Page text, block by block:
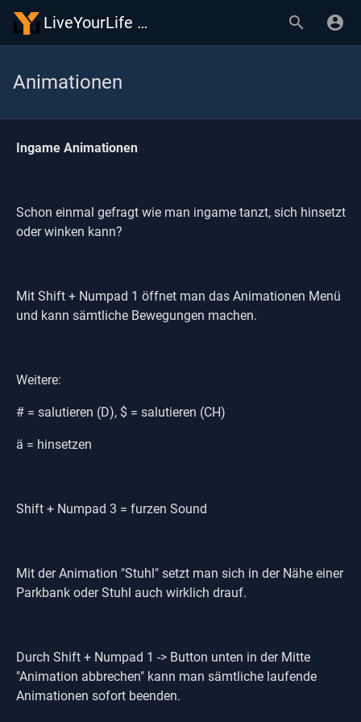
LiveYourLife Wiki
Animationen
Ingame Animationen
Schon einmal gefragt wie man ingame tanzt, sich hinsetzt
oder winken kann?
Mit Shift + Numpad 1 öffnet man das Animationen Menü
und kann sämtliche Bewegungen machen.
Weitere:
# = salutieren (D), $ = salutieren (CH)
ä = hinsetzen
Shift + Numpad 3 = furzen Sound
Mit der Animation "Stuhl" setzt man sich in der Nähe einer
Parkbank oder Stuhl auch wirklich drauf.
Durch Shift + Numpad 1 -> Button unten in der Mitte
"Animation abbrechen" kann man sämtliche laufende
Animationen sofort beenden.